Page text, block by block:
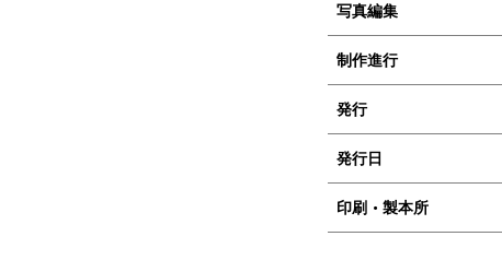
写真編集
制作進行
発行
発行日
印刷・製本所